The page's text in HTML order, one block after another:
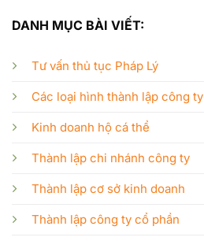
DANH MỤC BÀI VIẾT:
Tư vấn thủ tục Pháp Lý
Các loại hình thành lập công ty
Kinh doanh hộ cá thể
Thành lập chi nhánh công ty
Thành lập cơ sở kinh doanh
Thành lập công ty cổ phần